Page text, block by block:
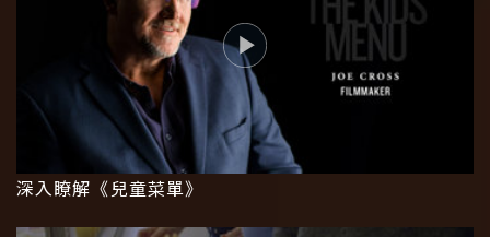
深入瞭解《兒童菜單》